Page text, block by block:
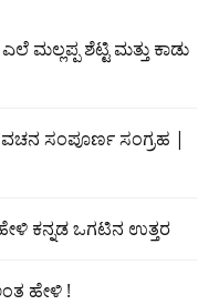
ಮಲ್ಲಪ್ಪ ಶೆಟ್ಟಿ ಮತ್ತು ಕಾಡು
ವಚನ ಸಂಪೂರ್ಣ ಸಂಗ್ರಹ |
ಕನ್ನಡ ಒಗಟಿನ ಉತ್ತರ
ಹೇಳಿ !